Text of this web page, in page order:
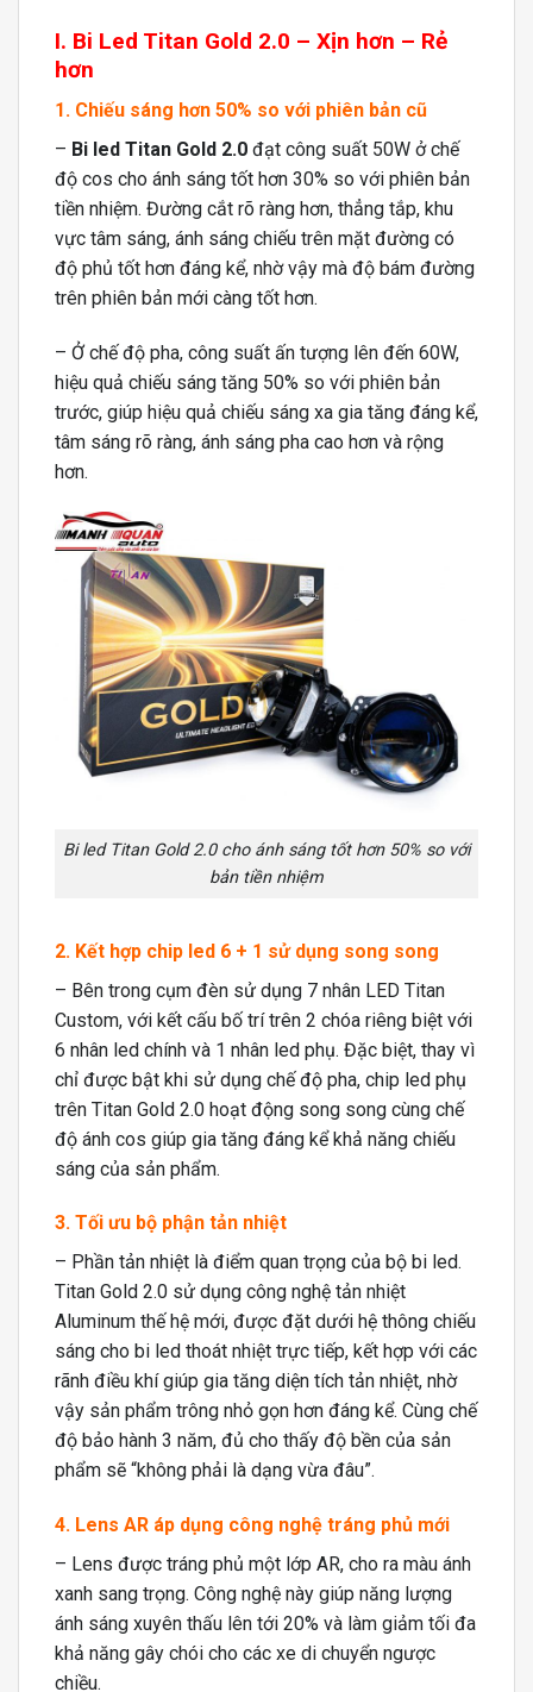
I. Bi Led Titan Gold 2.0 – Xịn hơn – Rẻ
hơn
1. Chiếu sáng hơn 50% so với phiên bản cũ
– Bi led Titan Gold 2.0 đạt công suất 50W ở chế
độ cos cho ánh sáng tốt hơn 30% so với phiên bản
tiền nhiệm. Đường cắt rõ ràng hơn, thẳng tắp, khu
vực tâm sáng, ánh sáng chiếu trên mặt đường có
độ phủ tốt hơn đáng kể, nhờ vậy mà độ bám đường
trên phiên bản mới càng tốt hơn.
– Ở chế độ pha, công suất ấn tượng lên đến 60W,
hiệu quả chiếu sáng tăng 50% so với phiên bản
trước, giúp hiệu quả chiếu sáng xa gia tăng đáng kể,
tâm sáng rõ ràng, ánh sáng pha cao hơn và rộng
hơn.
Bi led Titan Gold 2.0 cho ánh sáng tốt hơn 50% so với
bản tiền nhiệm
2. Kết hợp chip led 6 + 1 sử dụng song song
– Bên trong cụm đèn sử dụng 7 nhân LED Titan
Custom, với kết cấu bố trí trên 2 chóa riêng biệt với
6 nhân led chính và 1 nhân led phụ. Đặc biệt, thay vì
chỉ được bật khi sử dụng chế độ pha, chip led phụ
trên Titan Gold 2.0 hoạt động song song cùng chế
độ ánh cos giúp gia tăng đáng kể khả năng chiếu
sáng của sản phẩm.
3. Tối ưu bộ phận tản nhiệt
– Phần tản nhiệt là điểm quan trọng của bộ bi led.
Titan Gold 2.0 sử dụng công nghệ tản nhiệt
Aluminum thế hệ mới, được đặt dưới hệ thông chiếu
sáng cho bi led thoát nhiệt trực tiếp, kết hợp với các
rãnh điều khí giúp gia tăng diện tích tản nhiệt, nhờ
vậy sản phẩm trông nhỏ gọn hơn đáng kể. Cùng chế
độ bảo hành 3 năm, đủ cho thấy độ bền của sản
phẩm sẽ “không phải là dạng vừa đâu”.
4. Lens AR áp dụng công nghệ tráng phủ mới
– Lens được tráng phủ một lớp AR, cho ra màu ánh
xanh sang trọng. Công nghệ này giúp năng lượng
ánh sáng xuyên thấu lên tới 20% và làm giảm tối đa
khả năng gây chói cho các xe di chuyển ngược
chiều.